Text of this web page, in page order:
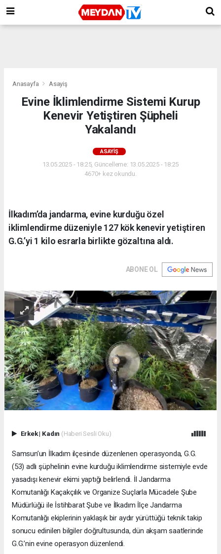
Anasayfa Asayiş
Evine İklimlendirme Sistemi Kurup
Kenevir Yetiştiren Şüpheli
Yakalandı
ASAYIŞ
13.05.2025 - 18:25, Güncelleme: 13.05.2025 - 18:25
4670+ kez okundu.
İlkadım’da jandarma, evine kurduğu özel
iklimlendirme düzeniyle 127 kök kenevir yetiştiren
G.G.’yi 1 kilo esrarla birlikte gözaltına aldı.
ABONE OL
Erkek| Kadın (Haberi Sesli Oku)
Samsun’un İlkadım ilçesinde düzenlenen operasyonda, G.G.
(53) adlı şüphelinin evine kurduğu iklimlendirme sistemiyle evde
yasadışı kenevir ekimi yaptığı belirlendi. İl Jandarma
Komutanlığı Kaçakçılık ve Organize Suçlarla Mücadele Şube
Müdürlüğü ile İstihbarat Şube ve İlkadım İlçe Jandarma
Komutanlığı ekiplerinin yaklaşık bir aydır yürüttüğü teknik takip
sonucu edinilen bilgiler doğrultusunda, dün akşam saatlerinde
G.G.’nin evine operasyon düzenlendi.